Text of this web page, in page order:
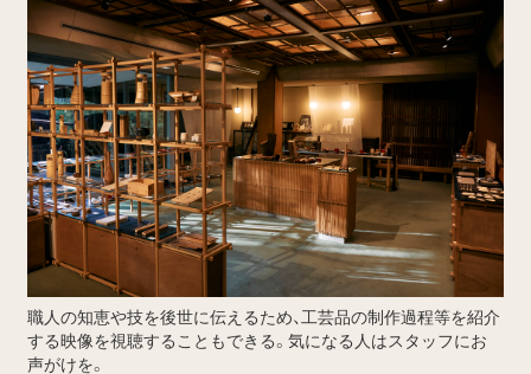
職人の知恵や技を後世に伝えるため、工芸品の制作過程等を紹介
する映像を視聴することもできる。気になる人はスタッフにお
声がけを。